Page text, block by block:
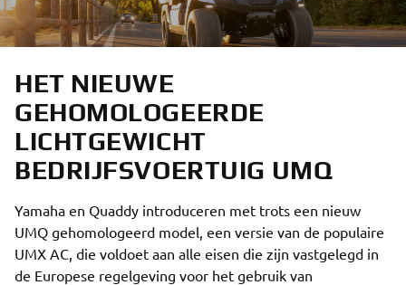
HET NIEUWE
GEHOMOLOGEERDE
LICHTGEWICHT
BEDRIJFSVOERTUIG UMQ
Yamaha en Quaddy introduceren met trots een nieuw
UMQ gehomologeerd model, een versie van de populaire
UMX AC, die voldoet aan alle eisen die zijn vastgelegd in
de Europese regelgeving voor het gebruik van